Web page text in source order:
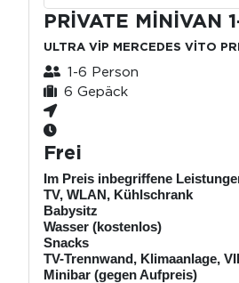
PRİVATE MİNİVAN
ULTRA VİP MERCEDES VİTO
1-6 Person
6 Gepäck
Frei
Im Preis inbegriffene
TV, WLAN, Kühlschrank
Babysitz
Wasser (kostenlos)
Snacks
TV-Trennwand, Klimaanlage,
Minibar (gegen Aufpreis)